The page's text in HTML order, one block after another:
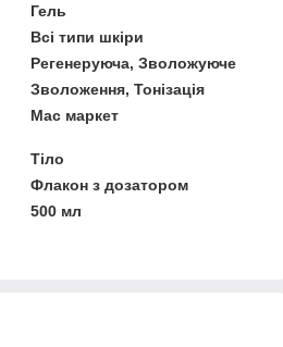
Гель
Всі типи шкіри
Регенеруюча, Зволожуюче
Зволоження, Тонізація
Мас маркет
Тіло
Флакон з дозатором
500 мл